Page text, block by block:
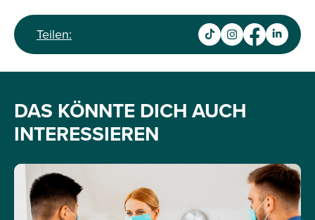
Teilen:
DAS KÖNNTE DICH AUCH
INTERESSIEREN